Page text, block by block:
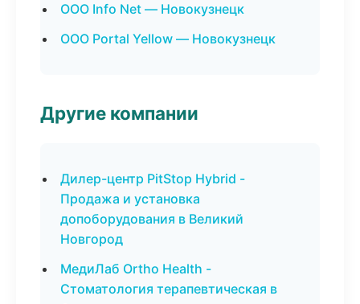
ООО Info Net — Новокузнецк
ООО Portal Yellow — Новокузнецк
Другие компании
Дилер-центр PitStop Hybrid -
Продажа и установка
допоборудования в Великий
Новгород
МедиЛаб Ortho Health -
Стоматология терапевтическая в